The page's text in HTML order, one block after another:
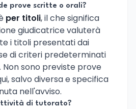
prove scritte o orali?
per titoli, il che significa
giudicatrice valuterà
i titoli presentati dai
di criteri predeterminati
Non sono previste prove
salvo diversa e specifica
nell'avviso.
di tutorato?